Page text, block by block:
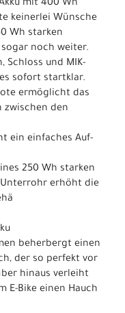
mit 400 Wh
keinerlei Wünsche
Wh starken
sogar noch weiter.
Schloss und MIK-
sofort startklar.
ermöglicht das
zwischen den
ein einfaches Auf-
250 Wh starken
Unterrohr erhöht die
beherbergt einen
der so perfekt vor
hinaus verleiht
E-Bike einen Hauch